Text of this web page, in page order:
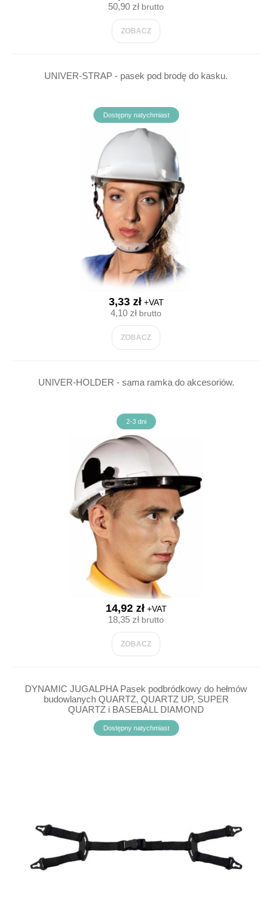
50,90 złbrutto
ZOBACZ
UNIVER-STRAP - pasek pod brodę do kasku.
Dostępny natychmiast
3,33 zł+VAT
4,10 złbrutto
ZOBACZ
UNIVER-HOLDER - sama ramka do akcesoriów.
2-3 dni
14,92 zł+VAT
18,35 złbrutto
ZOBACZ
DYNAMIC JUGALPHA Pasek podbródkowy do hełmów
budowlanych QUARTZ, QUARTZ UP, SUPER
QUARTZ i BASEBALL DIAMOND
Dostępny natychmiast